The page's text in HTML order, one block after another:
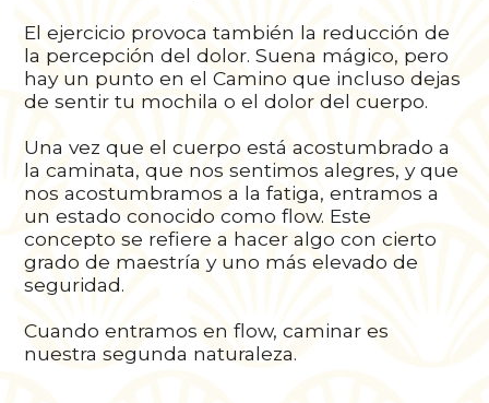
El ejercicio provoca también la reducción de
la percepción del dolor. Suena mágico, pero
hay un punto en el Camino que incluso dejas
de sentir tu mochila o el dolor del cuerpo.
Una vez que el cuerpo está acostumbrado a
la caminata, que nos sentimos alegres, y que
nos acostumbramos a la fatiga, entramos a
un estado conocido como flow. Este
concepto se refiere a hacer algo con cierto
grado de maestría y uno más elevado de
seguridad.
Cuando entramos en flow, caminar es
nuestra segunda naturaleza.